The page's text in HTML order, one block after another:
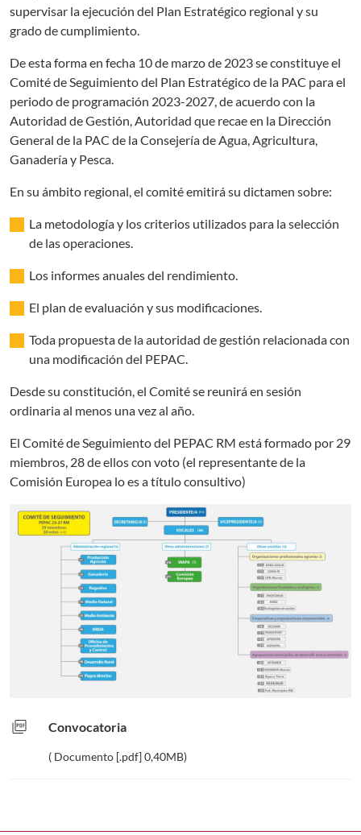
supervisar la ejecución del Plan Estratégico regional y su
grado de cumplimiento.
De esta forma en fecha 10 de marzo de 2023 se constituye el
Comité de Seguimiento del Plan Estratégico de la PAC para el
periodo de programación 2023-2027, de acuerdo con la
Autoridad de Gestión, Autoridad que recae en la Dirección
General de la PAC de la Consejería de Agua, Agricultura,
Ganadería y Pesca.
En su ámbito regional, el comité emitirá su dictamen sobre:
La metodología y los criterios utilizados para la selección
de las operaciones.
Los informes anuales del rendimiento.
El plan de evaluación y sus modificaciones.
Toda propuesta de la autoridad de gestión relacionada con
una modificación del PEPAC.
Desde su constitución, el Comité se reunirá en sesión
ordinaria al menos una vez al año.
El Comité de Seguimiento del PEPAC RM está formado por 29
miembros, 28 de ellos con voto (el representante de la
Comisión Europea lo es a título consultivo)
picture_as_pdf Convocatoria
( Documento [.pdf] 0,40MB)